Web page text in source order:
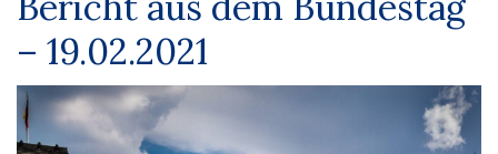
– 19.02.2021